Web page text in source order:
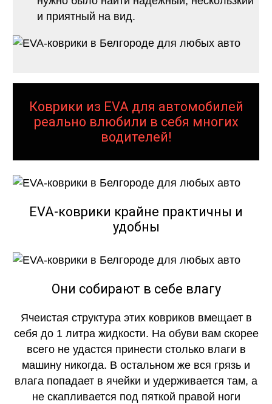
и приятный на вид.
Коврики из EVA для автомобилей
реально влюбили в себя многих
водителей!
EVA-коврики крайне практичны и
удобны
Они собирают в себе влагу
Ячеистая структура этих ковриков вмещает в
себя до 1 литра жидкости. На обуви вам скорее
всего не удастся принести столько влаги в
машину никогда. В остальном же вся грязь и
влага попадает в ячейки и удерживается там, а
не скапливается под пяткой правой ноги